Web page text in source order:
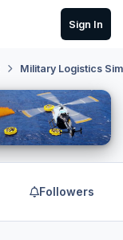
Sign In
Military Logistics
Followers